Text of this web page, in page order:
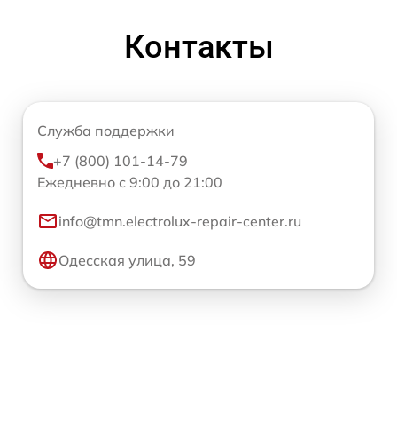
Контакты
Служба поддержки
+7 (800) 101-14-79
Ежедневно с 9:00 до 21:00
info@tmn.electrolux-repair-center.ru
Одесская улица, 59